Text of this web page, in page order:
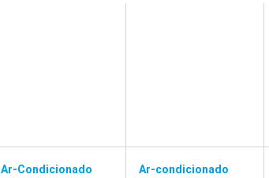
Ar-Condicionado
Ar-condicionado